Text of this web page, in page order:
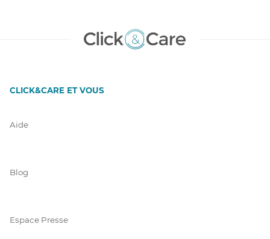
CLICK&CARE ET VOUS
Aide
Blog
Espace Presse